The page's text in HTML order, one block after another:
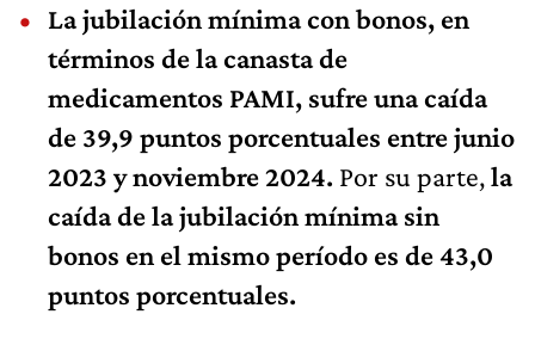
La jubilación mínima con bonos, en
términos de la canasta de
medicamentos PAMI, sufre una caída
de 39,9 puntos porcentuales entre junio
2023 y noviembre 2024. Por su parte,la
caída de la jubilación mínima sin
bonos en el mismo período es de 43,0
puntos porcentuales.